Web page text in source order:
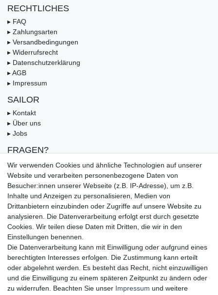
RECHTLICHES
▸ FAQ
▸ Zahlungsarten
▸ Versandbedingungen
▸ Widerrufsrecht
▸ Datenschutzerklärung
▸ AGB
▸ Impressum
SAILOR
▸ Kontakt
▸ Über uns
▸ Jobs
FRAGEN?
▸ FAQ
▸ Zahlungsarten
▸ Versandbedingungen
▸ Gutschein
UNSERE ZAHLUNGSMÖGLICKEITEN
Wir verwenden Cookies und ähnliche Technologien auf unserer
Website und verarbeiten personenbezogene Daten von
Besucher:innen unserer Webseite (z.B. IP-Adresse), um z.B.
Inhalte und Anzeigen zu personalisieren, Medien von
Drittanbietern einzubinden oder Zugriffe auf unsere Website zu
analysieren. Die Datenverarbeitung erfolgt erst durch gesetzte
Cookies. Wir teilen diese Daten mit Dritten, die wir in den
Einstellungen benennen.
Die Datenverarbeitung kann mit Einwilligung oder aufgrund eines
berechtigten Interesses erfolgen. Die Zustimmung kann erteilt
oder abgelehnt werden. Es besteht das Recht, nicht einzuwilligen
und die Einwilligung zu einem späteren Zeitpunkt zu ändern oder
zu widerrufen. Beachten Sie unser Impressum und weitere